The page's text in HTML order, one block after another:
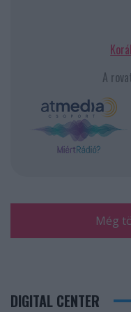
A
Még
DIGITAL CENTER